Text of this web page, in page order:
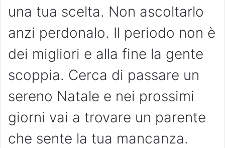
una tua scelta. Non ascoltarlo
anzi perdonalo. Il periodo non è
dei migliori e alla fine la gente
scoppia. Cerca di passare un
sereno Natale e nei prossimi
giorni vai a trovare un parente
che sente la tua mancanza.